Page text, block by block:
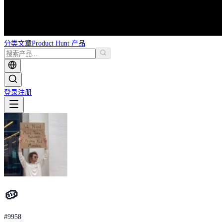
分类文章Product Hunt 产品
登录注册
🥔
#9958